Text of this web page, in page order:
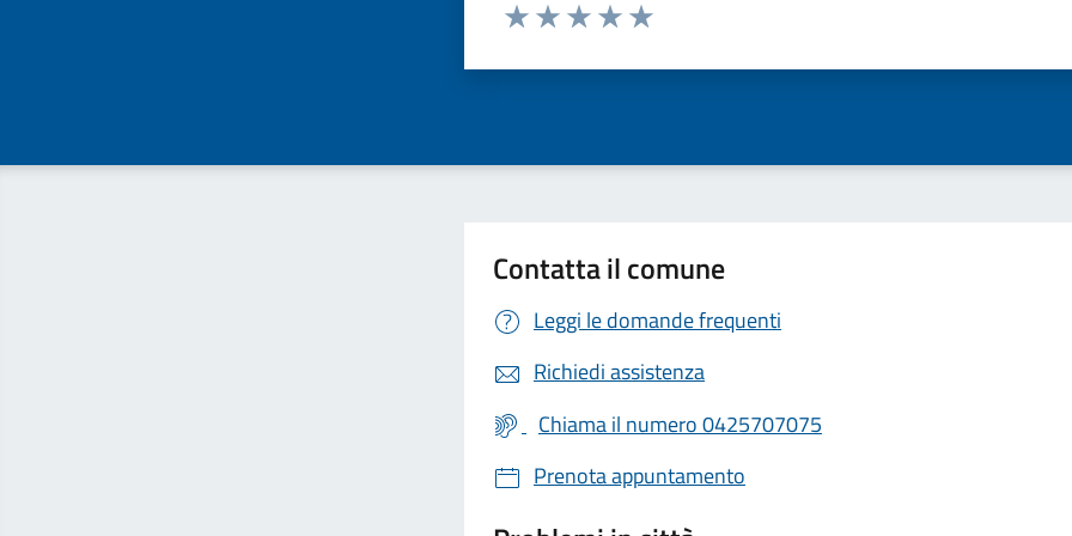
Valuta da 1 a 5 stelle la pagina
Contatta il comune
Leggi le domande frequenti
Richiedi assistenza
Chiama il numero 0425707075
Prenota appuntamento